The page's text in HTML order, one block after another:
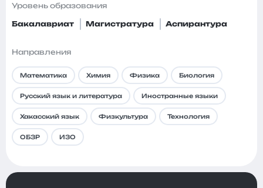
Уровень образования
Бакалавриат Магистратура Аспирантура
Направления
Математика Химия Физика Биология
Русский язык и литература Иностранные языки
Хакасский язык Физкультура Технология
ОБЗР ИЗО